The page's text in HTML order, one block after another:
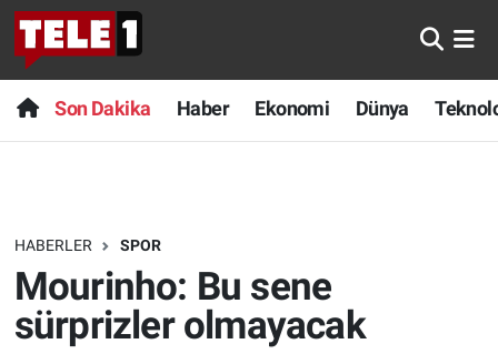
Son Dakika Haber Ekonomi Dünya
HABERLER SPOR
Mourinho: Bu sene
sürprizler olmayacak
Anında Manşet
Başka Sohbetler
Bilim turu
Bilim ve Teknoloji Evreni
Son Dakika
Haber
Dünya
Teknoloji
Nöbetçi Eczaneler
Hava Durumu
Trafik Durumu
Süper Lig Puan Durumu ve Fikstür